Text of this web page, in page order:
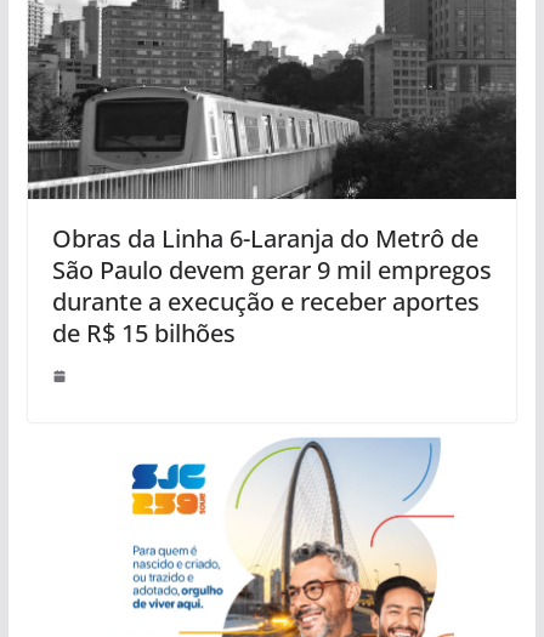
Obras da Linha 6-Laranja do Metrô de
São Paulo devem gerar 9 mil empregos
durante a execução e receber aportes
de R$ 15 bilhões